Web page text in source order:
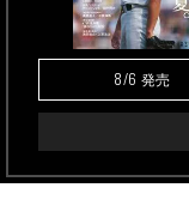
8/6 発売